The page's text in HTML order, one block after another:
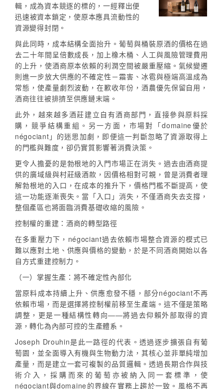
輯，成為資本競逐的標的，一經釋出便
迅速被資本鎖定，使原本應具流動性的
資源變得封閉。
與此同時，成本結構全面抬升。葡萄與桶裝原酒的價格在過
去二十年間呈倍數成長，加上橡木桶、人工與風險管理費用
的上升，使酒商原本依賴的利潤空間被嚴重壓縮。氣候變遷
則進一步放大供應的不確定性－霜害、冰雹與極端高溫成為
常態，使產量劇烈波動，在歉收年份，酒農優先保留自用，
酒商往往被排擠至供應鏈末端。
此外，越來越多酒莊建立自有酒商部門，直接參與原料採
購，競爭結構重組。另一方面，市場對「domaine優於
négociant」的迷思加劇，即便這一判斷忽略了資源取得上
的門檻與難度，卻仍實質影響著消費決策。
更令人擔憂的是勃根地的入門市場正在消失。過去由酒商提
供的廣域級與村莊級酒款，因價格相對可親，曾是消費者理
解勃根地的入口，在成本的推升下，價格門檻不斷提高，使
這一功能逐漸喪失。當「入口」消失，不僅酒商失去支撐，
整個產區也將面臨消費基礎收縮的風險。
控制權的重建：酒商的轉型路徑
在多重壓力下，négociant過去依賴市場整合資源的模式已
難以應對土地、供應與價格的變動，於是不同酒商開始以各
自方式重建控制力。
（一）掌握生產：將不確定性內部化
當原料成本持續上升、供應愈發不穩，部分négociant不再
依賴市場，而是選擇將控制權前移至生產端。這不僅是策略
調整，更是一種結構性轉向——將過去仰賴外部取得的資
源，轉化為內部可控的生產體系。
Joseph Drouhin是此一路徑的代表。透過逐步擴張自有葡
萄園，並全面導入有機與生物動力法，其核心並非單純增加
產量，而是建立一套可複製的品質邏輯。透過長期合作與技
術介入，採購而來的葡萄亦被納入同一套標準，使
négociant與domaine的界線在實務上趨於一致。風格不再